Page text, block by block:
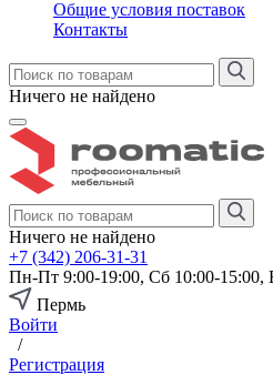
Общие условия поставок
Контакты
Ничего не найдено
Ничего не найдено
+7 (342) 206-31-31
Пн-Пт 9:00-19:00, Сб 10:00-15:00,
Пермь
Войти
/
Регистрация